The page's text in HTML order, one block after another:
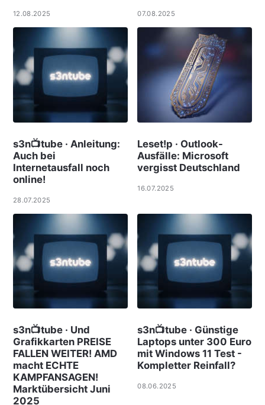
12.08.2025 07.08.2025
s3n📺tube · Anleitung:
Auch bei
Internetausfall noch
online!
28.07.2025
Leset!p · Outlook-
Ausfälle: Microsoft
vergisst Deutschland
16.07.2025
s3n📺tube · Und
Grafikkarten PREISE
FALLEN WEITER! AMD
macht ECHTE
KAMPFANSAGEN!
Marktübersicht Juni
2025
s3n📺tube · Günstige
Laptops unter 300 Euro
mit Windows 11 Test -
Kompletter Reinfall?
08.06.2025